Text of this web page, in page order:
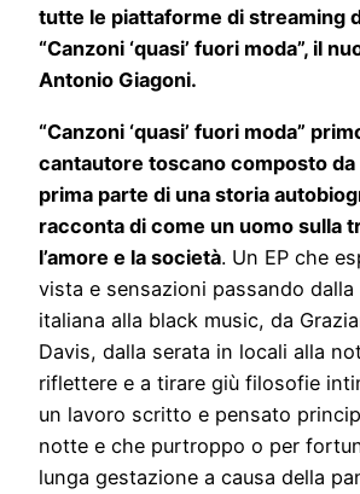
tutte le piattaforme di streaming
“Canzoni ‘quasi’ fuori moda”, il
Antonio Giagoni.
“Canzoni ‘quasi’ fuori moda”
cantautore toscano composto
prima parte di una storia
racconta di come un uomo sulla
l’amore e la società. Un EP che
vista e sensazioni passando dalla
italiana alla black music, da
Davis, dalla serata in locali alla
riflettere e a tirare giù filosofie
un lavoro scritto e pensato
notte e che purtroppo o per
lunga gestazione a causa della